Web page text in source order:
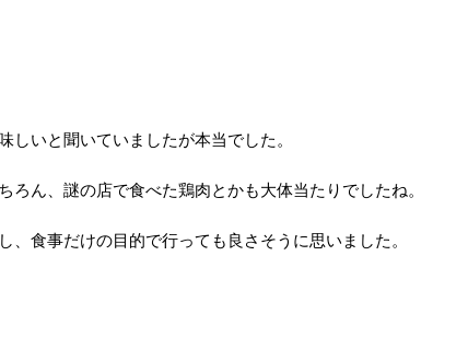
しいと聞いていましたが本当でした。
ろん、謎の店で食べた鶏肉とかも大体当たりでしたね。
、食事だけの目的で行っても良さそうに思いました。